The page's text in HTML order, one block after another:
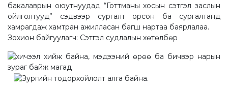
бакалаврын оюутнуудад “Готтманы хосын сэтгэл заслын
ойлголтууд” сэдвээр сургалт орсон ба сургалтанд
хамрагдаж хамтран ажилласан багш нартаа баярлалаа.
Зохион байгуулагч: Сэтгэл судлалын хөтөлбөр